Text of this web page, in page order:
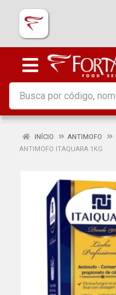
INÍCIO ANTIMOFO
ANTIMOFO ITAQUARA 1KG